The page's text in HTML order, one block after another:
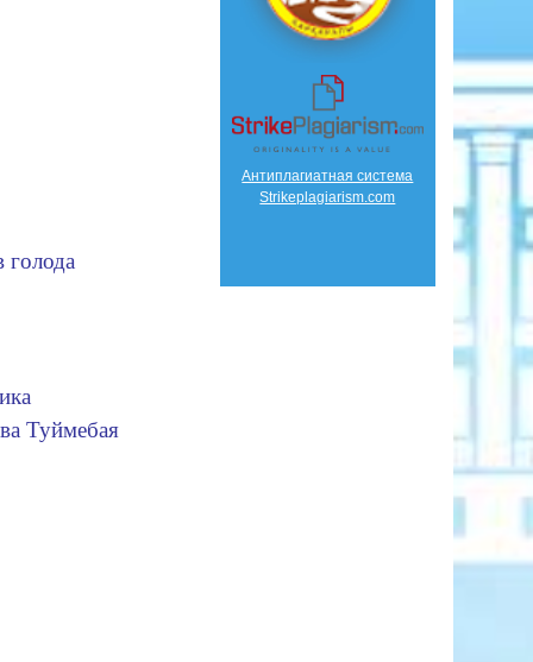
голода
Туймебая
Антиплагиатная система
Strikeplagiarism.com